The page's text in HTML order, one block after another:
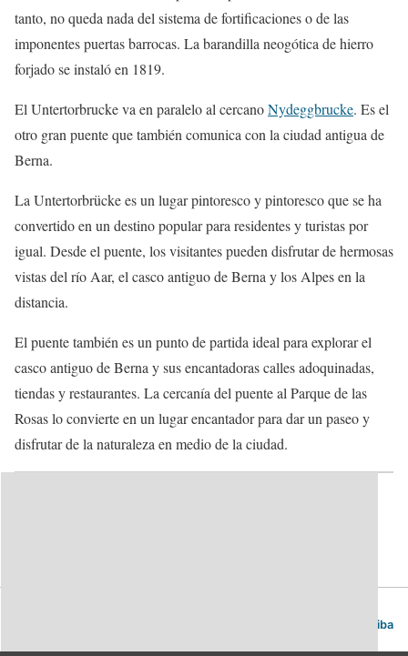
tanto, no queda nada del sistema de fortificaciones o de las
imponentes puertas barrocas. La barandilla neogótica de hierro
forjado se instaló en 1819.
El Untertorbrucke va en paralelo al cercanoNydeggbrucke. Es el
otro gran puente que también comunica con la ciudad antigua de
Berna.
La Untertorbrücke es un lugar pintoresco y pintoresco que se ha
convertido en un destino popular para residentes y turistas por
igual. Desde el puente, los visitantes pueden disfrutar de hermosas
vistas del río Aar, el casco antiguo de Berna y los Alpes en la
distancia.
El puente también es un punto de partida ideal para explorar el
casco antiguo de Berna y sus encantadoras calles adoquinadas,
tiendas y restaurantes. La cercanía del puente al Parque de las
Rosas lo convierte en un lugar encantador para dar un paseo y
disfrutar de la naturaleza en medio de la ciudad.
Volver arriba